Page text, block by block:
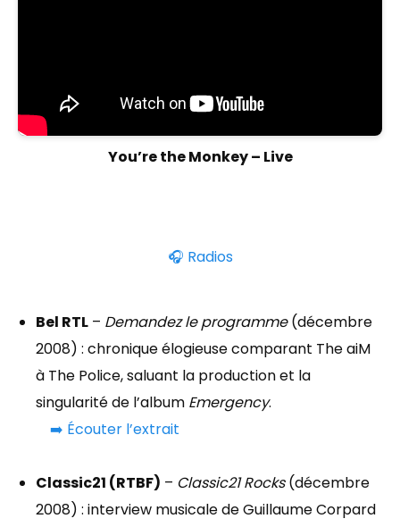
You’re the Monkey – Live
🎧 Radios
Bel RTL – Demandez le programme(décembre
2008) : chronique élogieuse comparant The aiM
à The Police, saluant la production et la
singularité de l’album Emergency.
➡️ Écouter l’extrait
Classic21 (RTBF) – Classic21 Rocks(décembre
2008) : interview musicale de Guillaume Corpard